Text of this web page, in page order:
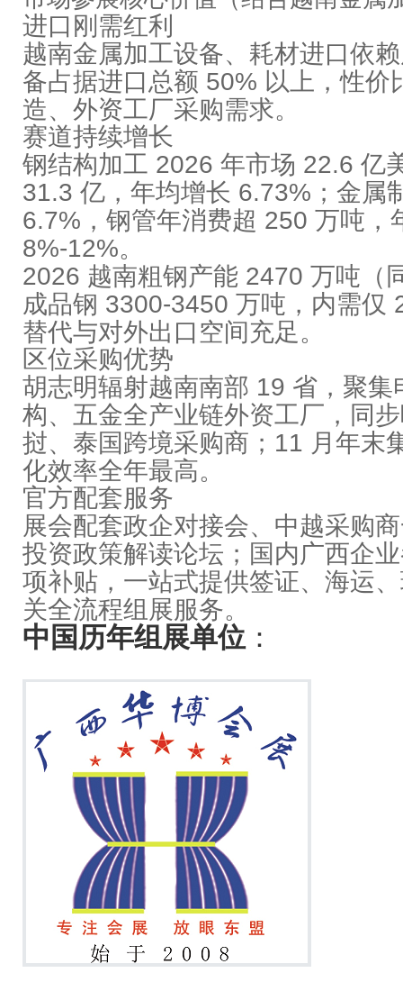
进口刚需红利
越南金属加工设备、耗材进口依
备占据进口总额 50% 以上，性价
造、外资工厂采购需求。
赛道持续增长
钢结构加工 2026 年市场 22.6 亿
31.3 亿，年均增长 6.73%；金属
6.7%，钢管年消费超 250 万吨，
8%-12%。
2026 越南粗钢产能 2470 万吨（
成品钢 3300-3450 万吨，内需仅
替代与对外出口空间充足。
区位采购优势
胡志明辐射越南南部 19 省，聚集
构、五金全产业链外资工厂，同
挝、泰国跨境采购商；11 月年末
化效率全年最高。
官方配套服务
展会配套政企对接会、中越采购
投资政策解读论坛；国内广西企
项补贴，一站式提供签证、海运
关全流程组展服务。
中国历年组展单位：